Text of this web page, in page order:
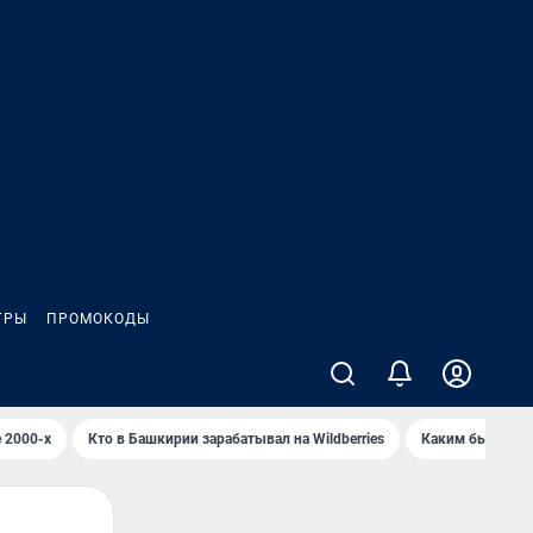
ПРОМОКОДЫ
2000-х Кто в Башкирии зарабатывал на Wildberries Каким было